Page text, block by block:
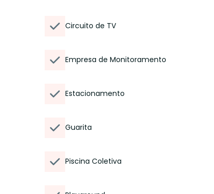
Circuito de TV
Empresa de Monitoramento
Estacionamento
Guarita
Piscina Coletiva